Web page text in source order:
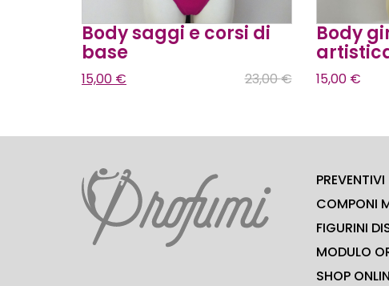
Body saggi e corsi di
base
23,00€
15,00 €
Body
15,00 €
PREVENTIVI
COMPONI
FIGURINI
MODULO
SHOP